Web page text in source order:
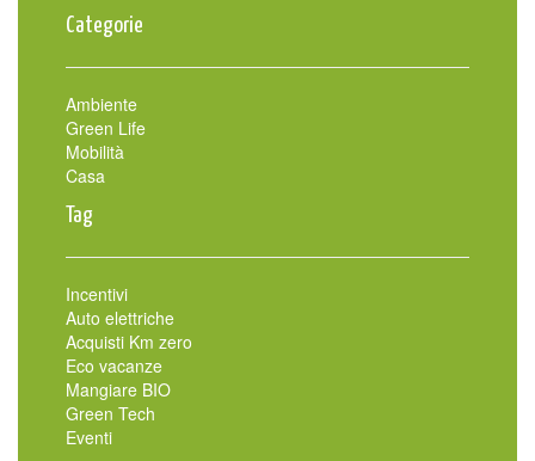
Categorie
Ambiente
Green Life
Mobilità
Casa
Tag
Incentivi
Auto elettriche
Acquisti Km zero
Eco vacanze
Mangiare BIO
Green Tech
Eventi